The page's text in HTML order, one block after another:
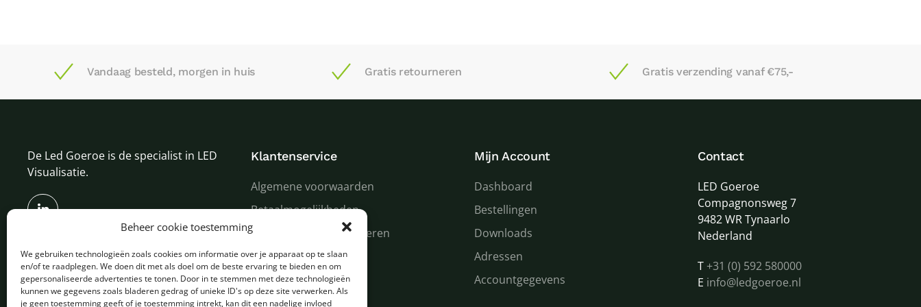
Beheer cookie toestemming
We gebruiken technologieën zoals cookies om informatie over je apparaat op te slaan
en/of te raadplegen. We doen dit met als doel om de beste ervaring te bieden en om
gepersonaliseerde advertenties te tonen. Door in te stemmen met deze technologieën
kunnen we gegevens zoals bladeren gedrag of unieke ID's op deze site verwerken. Als
je geen toestemming geeft of je toestemming intrekt, kan dit een nadelige invloed
Vandaag besteld, morgen in huis Gratis retourneren Gratis verzending vanaf €75,-
De Led Goeroe is de specialist in LED
Visualisatie.
Klantenservice
Algemene voorwaarden
Betaalmogelijkheden
Verzenden en retourneren
Garantie en service
Over ons
Mijn Account
Dashboard
Bestellingen
Downloads
Adressen
Accountgegevens
Contact
LED Goeroe
Compagnonsweg 7
9482 WR Tynaarlo
Nederland
T+31 (0) 592 580000
E info@ledgoeroe.nl